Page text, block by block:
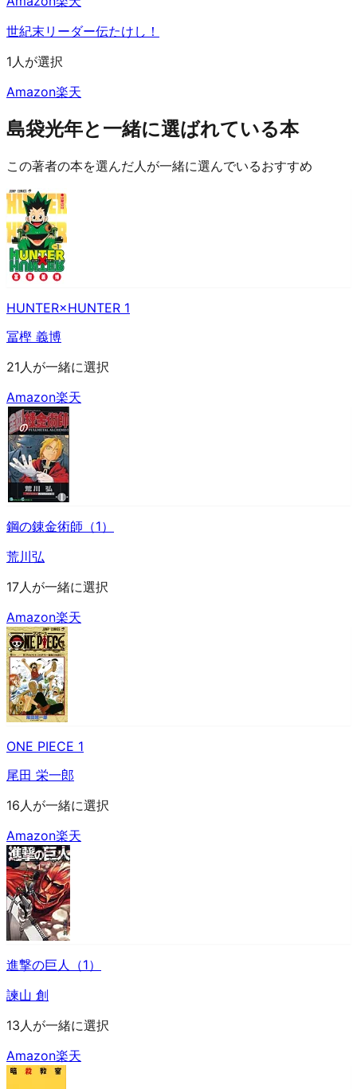
世紀末リーダー伝たけし！
1人が選択
Amazon楽天
島袋光年と一緒に選ばれている本
この著者の本を選んだ人が一緒に選んでいるおすすめ
HUNTER×HUNTER 1
冨樫 義博
21人が一緒に選択
Amazon楽天
鋼の錬金術師（1）
荒川弘
17人が一緒に選択
Amazon楽天
ONE PIECE 1
尾田 栄一郎
16人が一緒に選択
Amazon楽天
進撃の巨人（1）
諫山 創
13人が一緒に選択
Amazon楽天